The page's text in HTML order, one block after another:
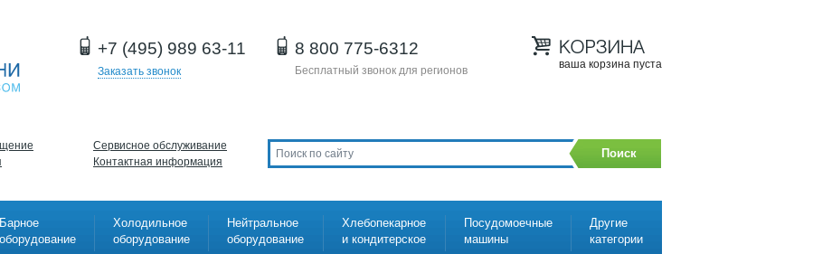
+7 (495) 989 63-11
Заказать звонок
8 800 775-6312
Бесплатный звонок для регионов ваша корзина пуста
Сервисное обслуживание
Контактная информация
Поиск
Барное
оборудование
Холодильное
оборудование
Нейтральное
оборудование
Хлебопекарное
и кондитерское
Посудомоечные
машины
Другие
категории